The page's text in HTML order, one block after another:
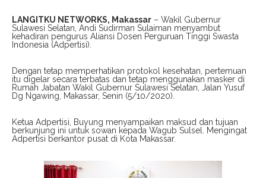
LANGITKU NETWORKS, Makassar – Wakil Gubernur
Sulawesi Selatan, Andi Sudirman Sulaiman menyambut
kehadiran pengurus Aliansi Dosen Perguruan Tinggi Swasta
Indonesia (Adpertisi).
Dengan tetap memperhatikan protokol kesehatan, pertemuan
itu digelar secara terbatas dan tetap menggunakan masker di
Rumah Jabatan Wakil Gubernur Sulawesi Selatan, Jalan Yusuf
Dg Ngawing, Makassar, Senin (5/10/2020).
Ketua Adpertisi, Buyung menyampaikan maksud dan tujuan
berkunjung ini untuk sowan kepada Wagub Sulsel. Mengingat
Adpertisi berkantor pusat di Kota Makassar.